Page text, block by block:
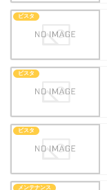
ビスタ
ビスタ
ビスタ
メンテナンス